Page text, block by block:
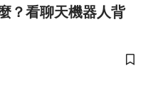
？看聊天機器人背
儲